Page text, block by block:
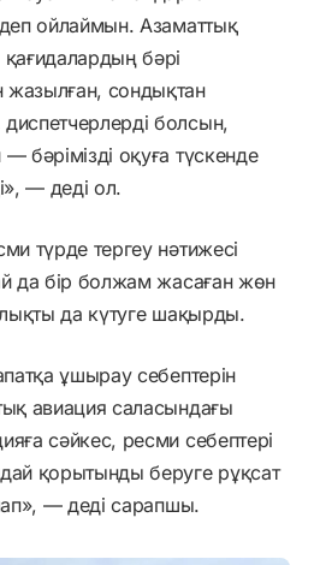
ойлаймын. Азаматтық
бәрі
сондықтан
болсын,
бәрімізді оқуға түскенде
— деді ол.
түрде тергеу нәтижесі
да бір болжам жасаған жөн
да күтуге шақырды.
ұшырау себептерін
авиация саласындағы
сәйкес, ресми себептері
қорытынды беруге рұқсат
— деді сарапшы.